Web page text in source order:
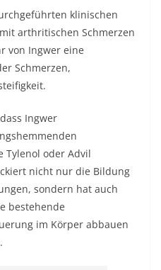
klinischen
arthritischen Schmerzen
von Ingwer eine
Schmerzen,
Ingwer
Tylenol oder Advil
nicht nur die Bildung
sondern hat auch
bestehende
im Körper abbauen